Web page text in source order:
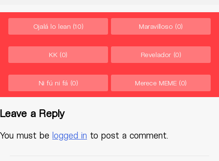
Ojalá lo lean (10) Maravilloso (0)
KK (0) Revelador (0)
Ni fú ni fá (0) Merece MEME (0)
Leave a Reply
You must be logged in to post a comment.